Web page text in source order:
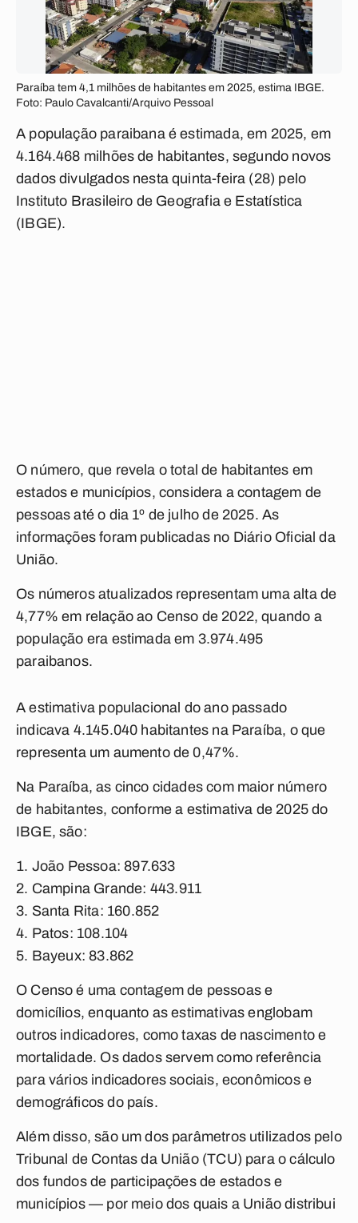
Paraíba tem 4,1 milhões de habitantes em 2025, estima IBGE.
Foto: Paulo Cavalcanti/Arquivo Pessoal
A população paraibana é estimada, em 2025, em
4.164.468 milhões de habitantes, segundo novos
dados divulgados nesta quinta-feira (28) pelo
Instituto Brasileiro de Geografia e Estatística
(IBGE).
O número, que revela o total de habitantes em
estados e municípios, considera a contagem de
pessoas até o dia 1º de julho de 2025. As
informações foram publicadas no Diário Oficial da
União.
Os números atualizados representam uma alta de
4,77% em relação ao Censo de 2022, quando a
população era estimada em 3.974.495
paraibanos.
A estimativa populacional do ano passado
indicava 4.145.040 habitantes na Paraíba, o que
representa um aumento de 0,47%.
Na Paraíba, as cinco cidades com maior número
de habitantes, conforme a estimativa de 2025 do
IBGE, são:
João Pessoa: 897.633
Campina Grande: 443.911
Santa Rita: 160.852
Patos: 108.104
Bayeux: 83.862
O Censo é uma contagem de pessoas e
domicílios, enquanto as estimativas englobam
outros indicadores, como taxas de nascimento e
mortalidade. Os dados servem como referência
para vários indicadores sociais, econômicos e
demográficos do país.
Além disso, são um dos parâmetros utilizados pelo
Tribunal de Contas da União (TCU) para o cálculo
dos fundos de participações de estados e
municípios — por meio dos quais a União distribui